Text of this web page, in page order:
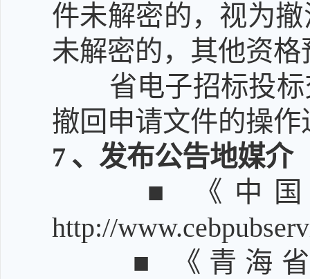
件未解密的，视为
未解密的，其他资
省电子招标投
撤回申请文件的操
7 、发布公告地媒介
■ 《中
http://
■ 《青海